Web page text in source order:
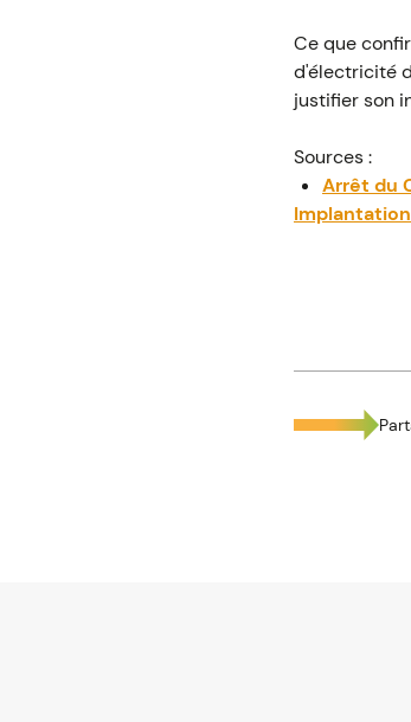
Ce que
d'électricité
justifier son
Sources :
Arrêt du